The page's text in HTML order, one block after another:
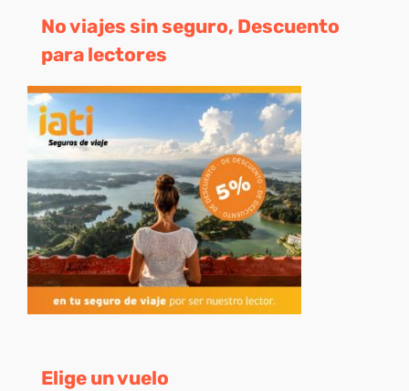
No viajes sin seguro, Descuento
para lectores
Elige un vuelo